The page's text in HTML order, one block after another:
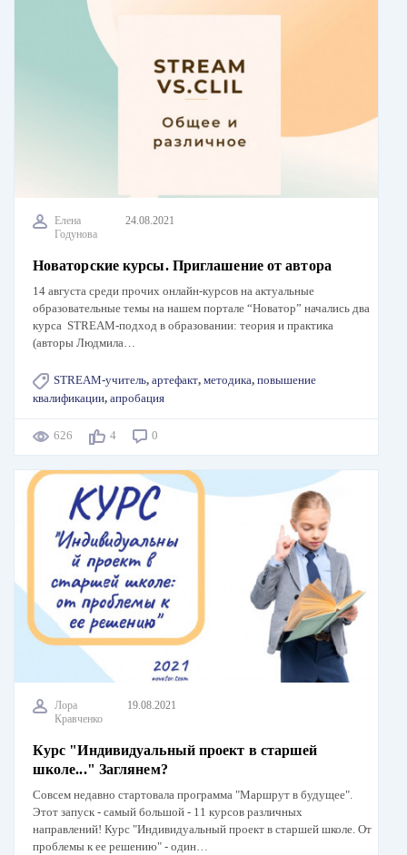
Елена
Годунова
24.08.2021
Новаторские курсы. Приглашение от автора
14 августа среди прочих онлайн-курсов на актуальные
образовательные темы на нашем портале “Новатор” начались два
курса STREAM-подход в образовании: теория и практика
(авторы Людмила…
STREAM-учитель, артефакт, методика, повышение
квалификации, апробация
626 4 0
Лора
Кравченко
19.08.2021
Курс "Индивидуальный проект в старшей
школе..." Заглянем?
Совсем недавно стартовала программа "Маршрут в будущее".
Этот запуск - самый большой - 11 курсов различных
направлений! Курс "Индивидуальный проект в старшей школе. От
проблемы к ее решению" - один…